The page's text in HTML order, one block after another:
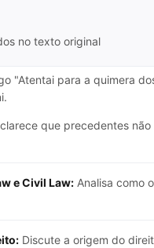
no texto original
"Atentai para a quimera
que precedentes
e Civil Law: Analisa como
Discute a origem do